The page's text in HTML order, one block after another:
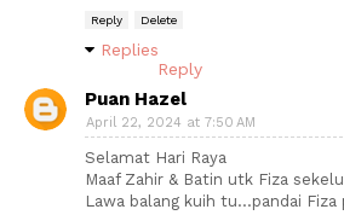
Reply Delete
Replies
Reply
Puan Hazel
April 22, 2024 at 7:50 AM
Selamat Hari Raya
Maaf Zahir & Batin utk Fiza
Lawa balang kuih tu...pandai Fiza